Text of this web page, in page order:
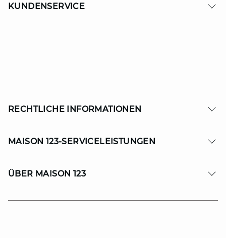
KUNDENSERVICE
RECHTLICHE INFORMATIONEN
MAISON 123-SERVICELEISTUNGEN
ÜBER MAISON 123